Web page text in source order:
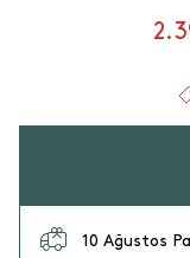
10 Ağustos